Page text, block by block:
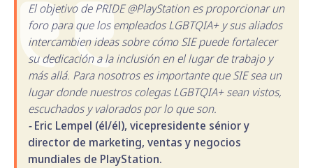
El objetivo de PRIDE @PlayStation es proporcionar un
foro para que los empleados LGBTQIA+ y sus aliados
intercambien ideas sobre cómo SIE puede fortalecer
su dedicación a la inclusión en el lugar de trabajo y
más allá. Para nosotros es importante que SIE sea un
lugar donde nuestros colegas LGBTQIA+ sean vistos,
escuchados y valorados por lo que son.
-Eric Lempel (él/él), vicepresidente sénior y
director de marketing, ventas y negocios
mundiales de PlayStation.